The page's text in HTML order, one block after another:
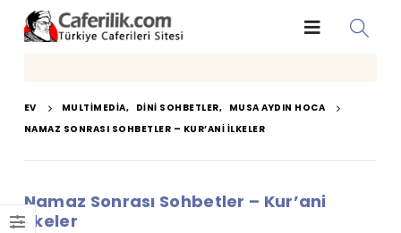
EV MULTIMEDIA, DINI SOHBETLER, MUSA AYDIN HOCA
NAMAZ SONRASI SOHBETLER – KUR’ANI İLKELER
Namaz Sonrası Sohbetler – Kur’ani
İlkeler